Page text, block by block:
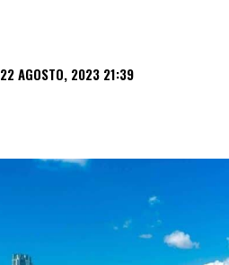
22 AGOSTO, 2023 21:39